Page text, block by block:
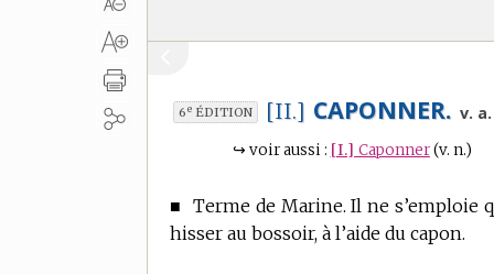
6e ÉDITION [II.] CAPONNER. v. a.
↪ voir aussi : [I.] Caponner(v. n.)
■ Terme de Marine. Il ne s’emploie
hisser au bossoir, à l’aide du capon.